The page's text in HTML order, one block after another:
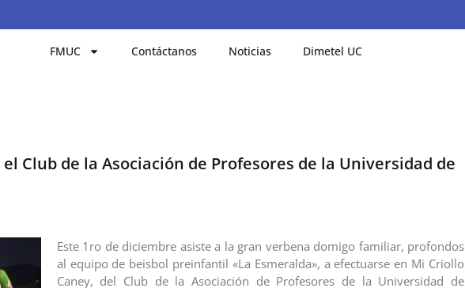
FMUC Contáctanos Noticias Dimetel UC
Club de la Asociación de Profesores de la Universidad de
Este 1ro de diciembre asiste a la gran verbena domigo familiar, profondos
al equipo de beisbol preinfantil «La Esmeralda», a efectuarse en Mi Criollo
Caney, del Club de la Asociación de Profesores de la Universidad de